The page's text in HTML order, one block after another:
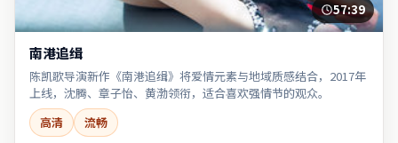
57:39
南港追缉
陈凯歌导演新作《南港追缉》将爱情元素与地域质感结合，2017年
上线，沈腾、章子怡、黄渤领衔，适合喜欢强情节的观众。
高清
流畅